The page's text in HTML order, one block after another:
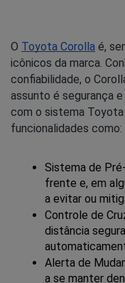
O Toyota Corolla é,
icônicos da marca.
confiabilidade, o
assunto é segurança
com o sistema
funcionalidades como:
Sistema de
frente e, em
a evitar ou
Controle de
distância
Alerta de
a se manter